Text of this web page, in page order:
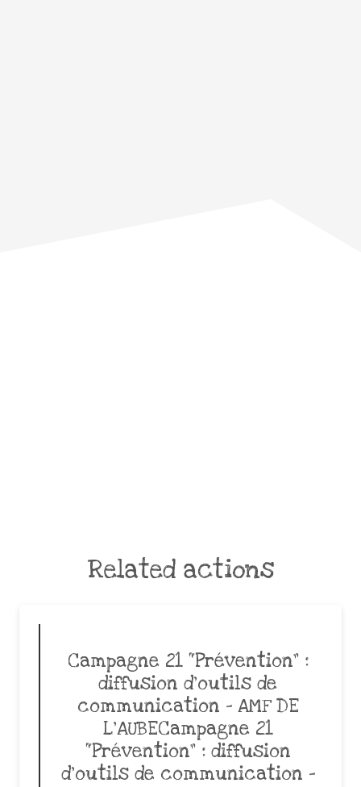
Related actions
Campagne 21 “Prévention” :
diffusion d’outils de
communication – AMF DE
L’AUBECampagne 21
“Prévention” : diffusion
d’outils de communication –